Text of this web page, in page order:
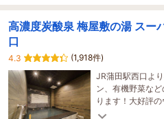
高濃度炭酸泉 梅屋敷の湯 スー
口
4.3
(1,918件)
JR蒲田駅西口よ
ン、有機野菜な
ります！大好評
中!!